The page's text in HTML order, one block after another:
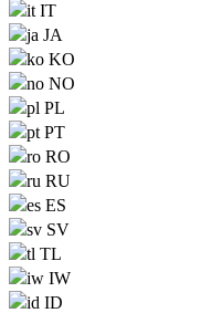
IT
JA
KO
NO
PL
PT
RO
RU
ES
SV
TL
IW
ID